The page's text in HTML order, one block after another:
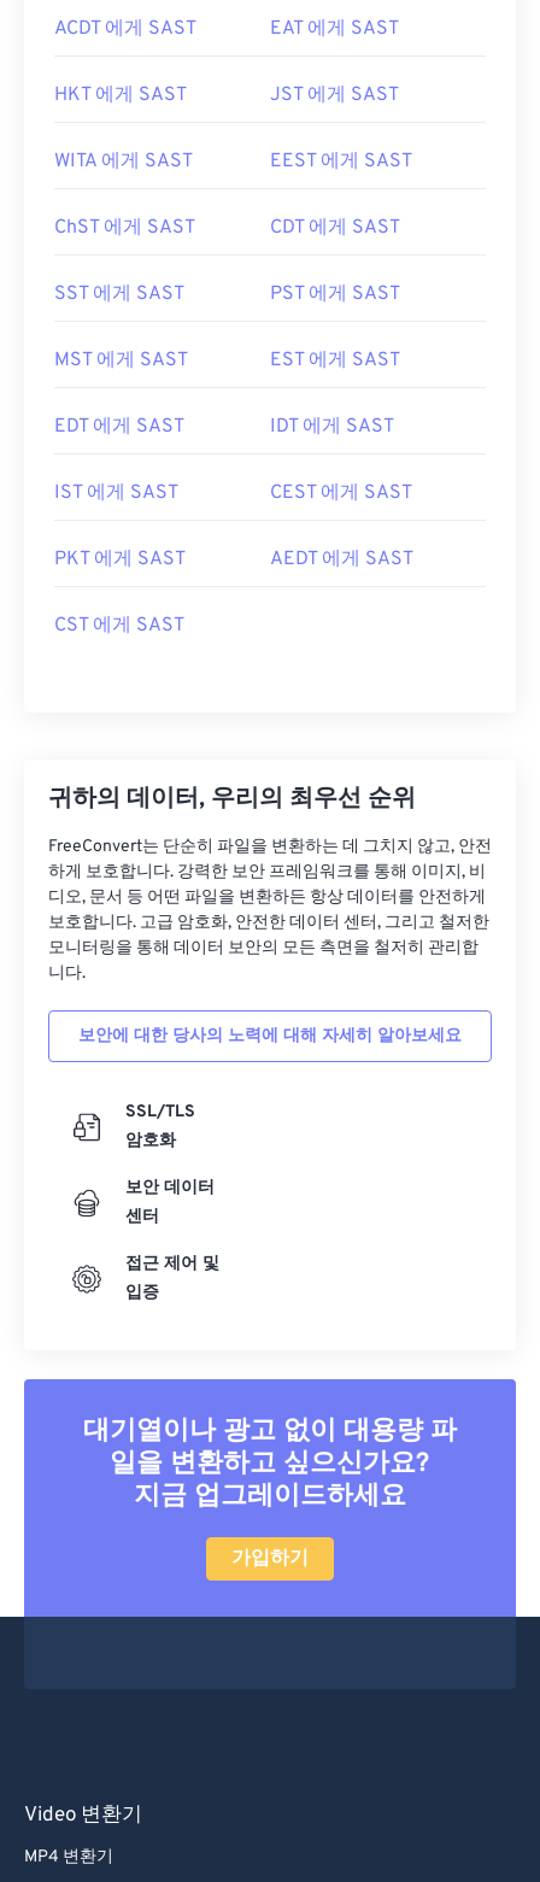
ACDT 에게 SAST EAT 에게 SAST
HKT 에게 SAST JST 에게 SAST
WITA 에게 SAST EEST 에게 SAST
ChST 에게 SAST CDT 에게 SAST
SST 에게 SAST PST 에게 SAST
MST 에게 SAST EST 에게 SAST
EDT 에게 SAST IDT 에게 SAST
IST 에게 SAST CEST 에게 SAST
PKT 에게 SAST AEDT 에게 SAST
CST 에게 SAST
귀하의 데이터, 우리의 최우선 순위
FreeConvert는 단순히 파일을 변환하는 데 그치지 않고, 안전
하게 보호합니다. 강력한 보안 프레임워크를 통해 이미지, 비
디오, 문서 등 어떤 파일을 변환하든 항상 데이터를 안전하게
보호합니다. 고급 암호화, 안전한 데이터 센터, 그리고 철저한
모니터링을 통해 데이터 보안의 모든 측면을 철저히 관리합
니다.
보안에 대한 당사의 노력에 대해 자세히 알아보세요
SSL/TLS
암호화
보안 데이터
센터
접근 제어 및
입증
대기열이나 광고 없이 대용량 파
일을 변환하고 싶으신가요?
지금 업그레이드하세요
가입하기
Video 변환기
MP4 변환기